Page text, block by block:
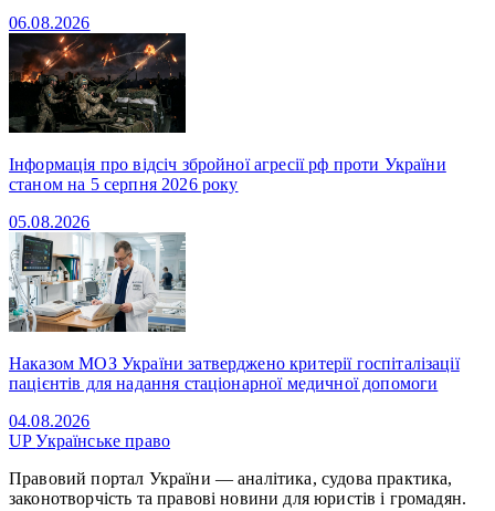
06.08.2026
Інформація про відсіч збройної агресії рф проти України
станом на 5 серпня 2026 року
05.08.2026
Наказом МОЗ України затверджено критерії госпіталізації
пацієнтів для надання стаціонарної медичної допомоги
04.08.2026
UPУкраїнське право
Правовий портал України — аналітика, судова практика,
законотворчість та правові новини для юристів і громадян.